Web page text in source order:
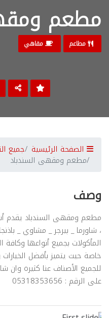
مطعم
مطاعم مقاهي
الصفحة الرئيسية جميع
مطعم ومقهى السندباد
وصف
مطعم ومقهى السندباد يقدم
، شاورما _ بيرجر _ مشاوي _
المأكولات بجميع أنواعها
خاصة حيث يتميز بأفضل
للجميع الأصناف عنا كثيره
على الرقم : 05318353656